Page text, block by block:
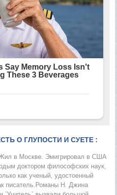
О ГЛУПОСТИ И СУЕТЕ :
в Москве. Эмигрировал в США
доктором философских наук,
как ученый, удостоенный
писатель.Романы Н. Джина